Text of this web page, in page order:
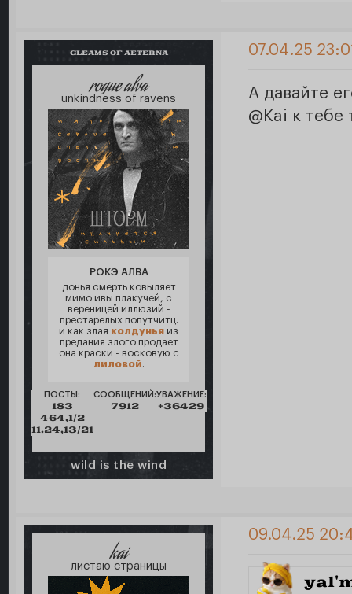
GLEAMS OF AETERNA
roque alva
unkindness of ravens
РОКЭ АЛВА
донья смерть ковыляет
мимо ивы плакучей, с
вереницей иллюзий -
престарелых попутчитц.
и как злая колдунья из
предания злого продает
она краски - восковую с
лиловой
ПОСТЫ:
183
464,1/2
11.24,13/21
СООБЩЕНИЙ:
7912
УВАЖЕНИЕ:
+36429
wild is the wind
07.04.25
А давайте
@Kai к тебе
kai
листаю страницы
09.04.25